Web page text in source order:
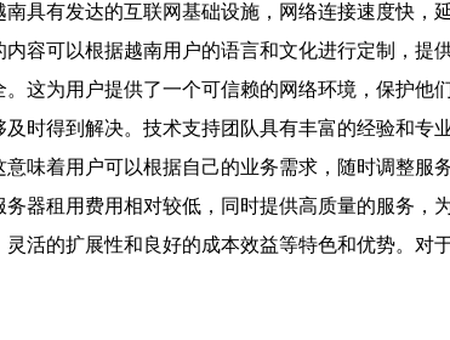
具有发达的互联网基础设施，网络连接速度快，延
容可以根据越南用户的语言和文化进行定制，提
这为用户提供了一个可信赖的网络环境，保护他们
时得到解决。技术支持团队具有丰富的经验和专
味着用户可以根据自己的业务需求，随时调整服
器租用费用相对较低，同时提供高质量的服务，
活的扩展性和良好的成本效益等特色和优势。对